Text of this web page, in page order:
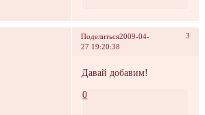
Поделиться 3
2009-04-
27 19:20:38
Давай добавим!
0